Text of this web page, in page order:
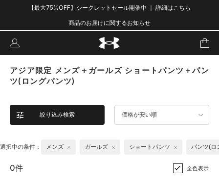
【最大75%OFF】シークレットセール開催中 ｜ 詳細はこちら
商品のお届けに関するお知らせ
アジア限定 メンズ＋ガールズ ショートパンツ＋パン
ツ(ロングパンツ)
絞り込み検索 価格が安い順
選択中の条件： メンズ ガールズ ショートパンツ パンツ(ロ
0件 全色表示